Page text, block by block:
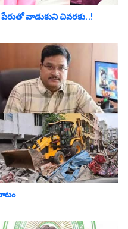
వాడుకుని చివ‌ర‌కు..!